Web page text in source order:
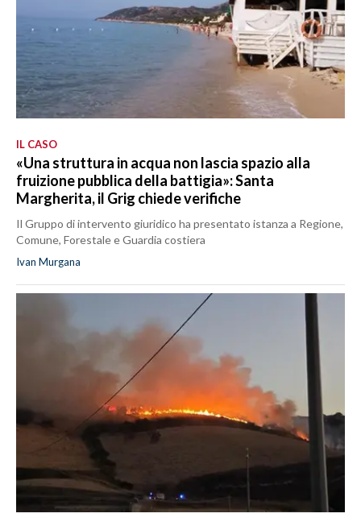
IL CASO
«Una struttura in acqua non lascia spazio alla
fruizione pubblica della battigia»: Santa
Margherita, il Grig chiede verifiche
Il Gruppo di intervento giuridico ha presentato istanza a Regione,
Comune, Forestale e Guardia costiera
Ivan Murgana